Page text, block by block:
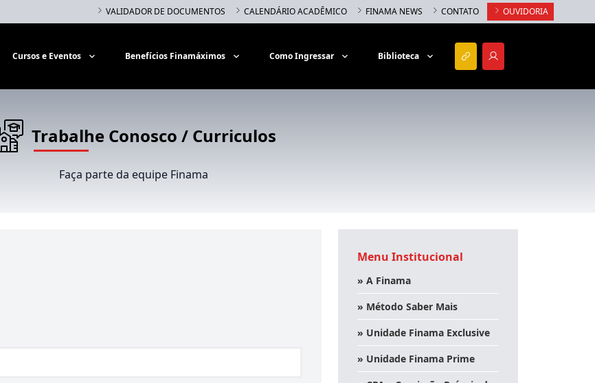
VALIDADOR DE DOCUMENTOS CALENDÁRIO ACADÊMICO FINAMA NEWS CONTATO OUVIDORIA
Cursos e Eventos Benefícios Finamáximos Como Ingressar Biblioteca
Trabalhe Conosco / Curriculos
Faça parte da equipe Finama
Menu Institucional
» A Finama
» Método Saber Mais
» Unidade Finama Exclusive
» Unidade Finama Prime